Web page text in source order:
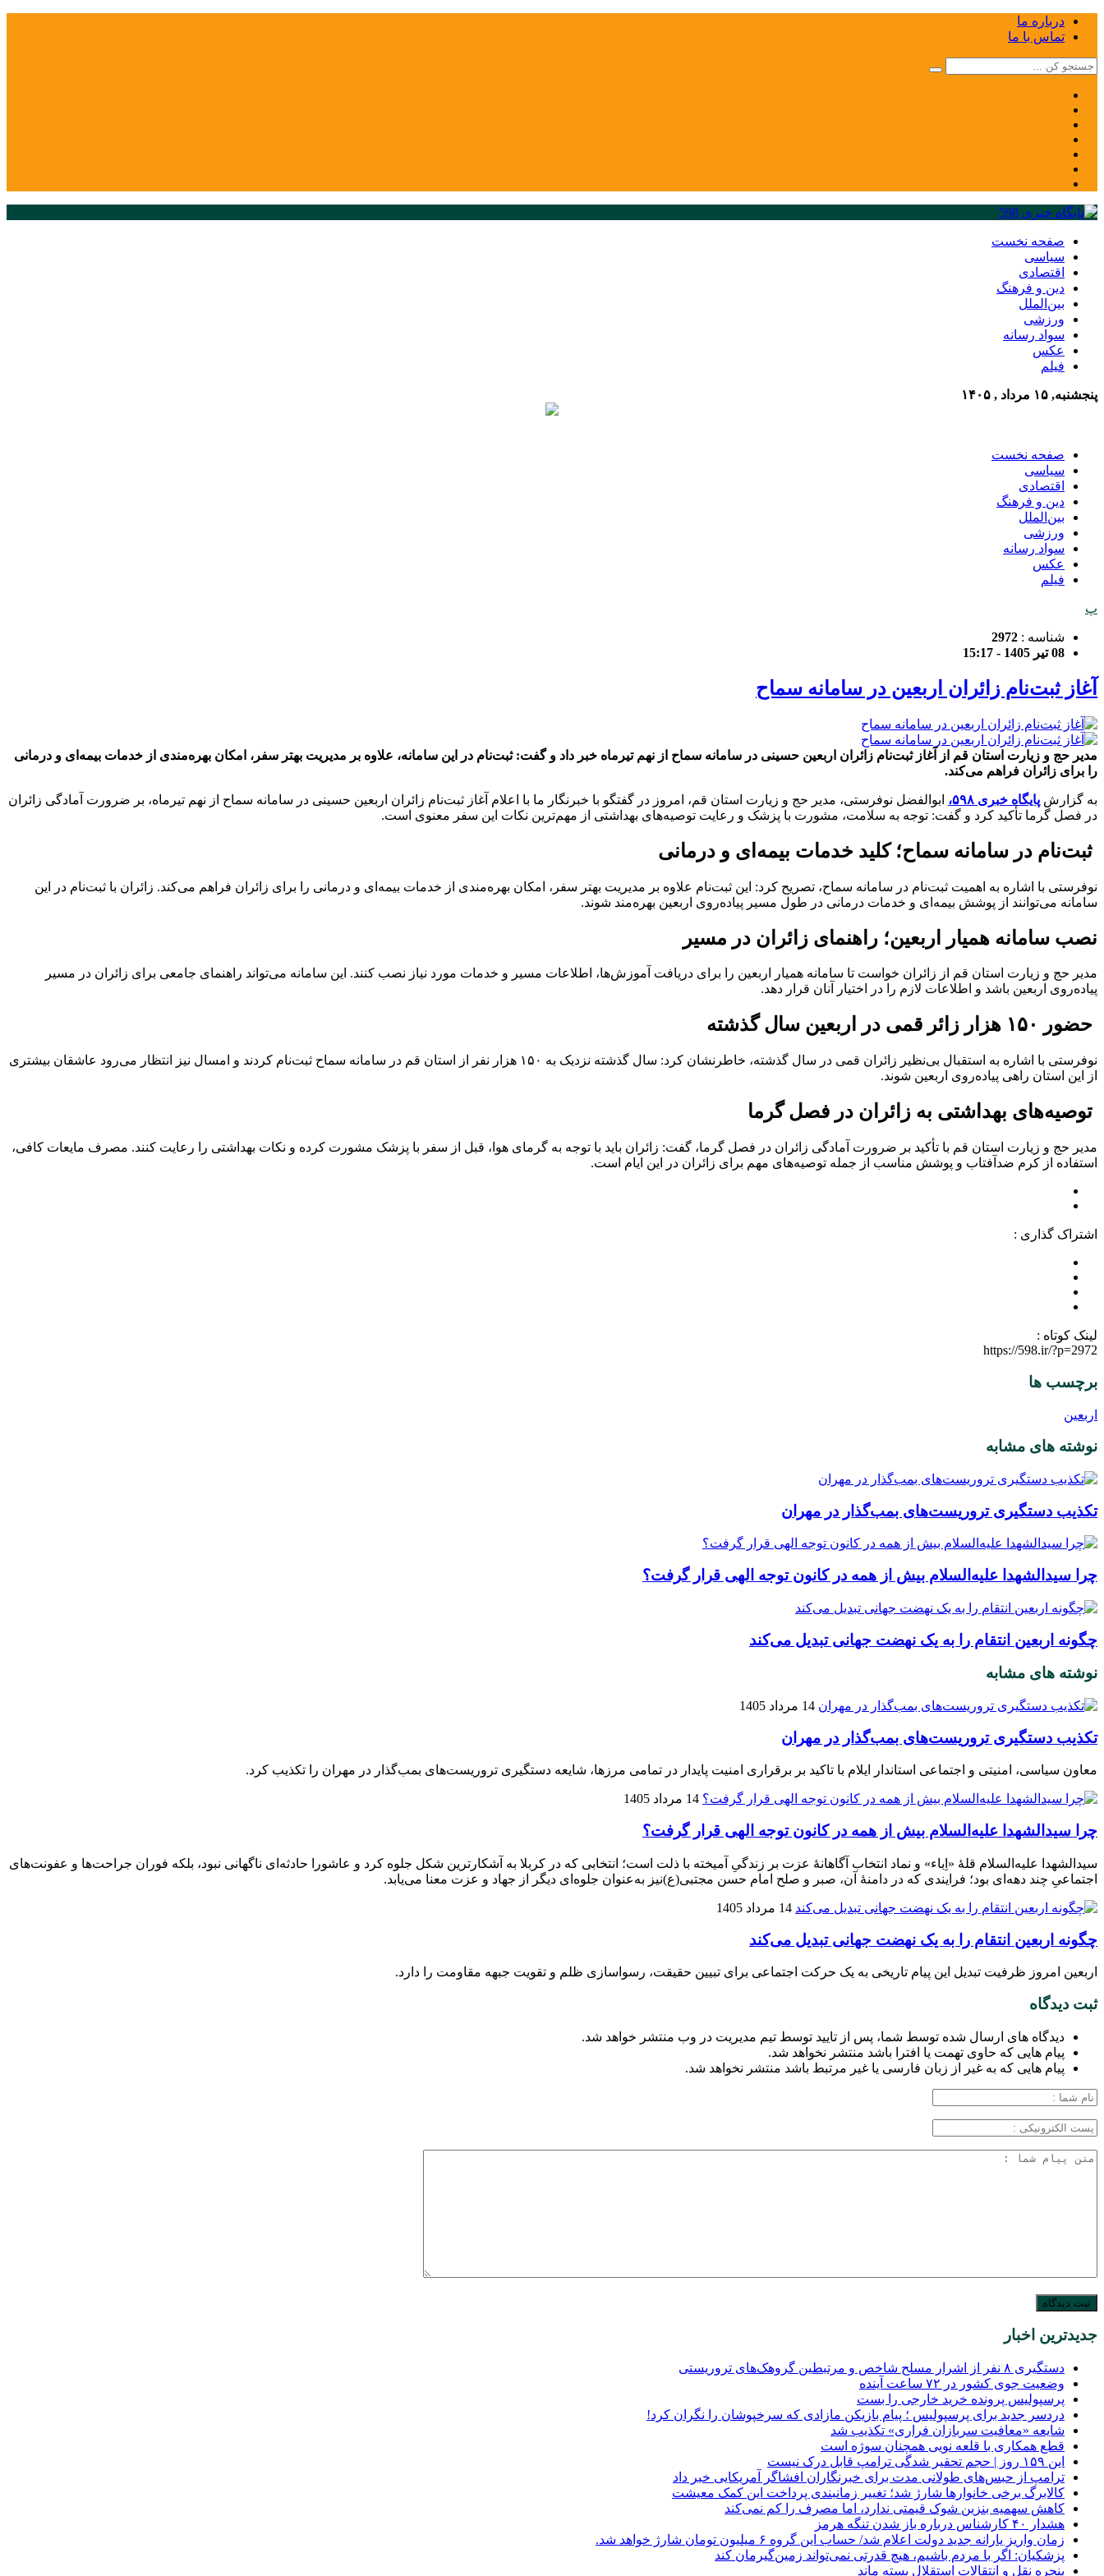
درباره ما
تماس با ما
صفحه نخست
سیاسی
اقتصادی
دین و فرهنگ
بین‌الملل
ورزشی
سواد رسانه
عکس
فیلم
پنجشنبه, ۱۵ مرداد , ۱۴۰۵
صفحه نخست
سیاسی
اقتصادی
دین و فرهنگ
بین‌الملل
ورزشی
سواد رسانه
عکس
فیلم
پ
شناسه : 2972
08 تیر 1405 - 15:17
آغاز ثبت‌نام زائران اربعین در سامانه سماح
مدیر حج و زیارت استان قم از آغاز ثبت‌نام زائران اربعین حسینی در سامانه سماح از نهم تیرماه خبر داد و گفت: ثبت‌نام در این سامانه، علاوه بر مدیریت بهتر سفر، امکان بهره‌مندی از خدمات بیمه‌ای و درمانی
را برای زائران فراهم می‌کند.
به گزارش پایگاه خبری ۵۹۸،
ابوالفضل نوفرستی، مدیر حج و زیارت استان قم، امروز در گفتگو با خبرنگار ما با اعلام آغاز ثبت‌نام زائران اربعین حسینی در سامانه سماح از نهم تیرماه، بر ضرورت آمادگی زائران
در فصل گرما تأکید کرد و گفت: توجه به سلامت، مشورت با پزشک و رعایت توصیه‌های بهداشتی از مهم‌ترین نکات این سفر معنوی است.
ثبت‌نام در سامانه سماح؛ کلید خدمات بیمه‌ای و درمانی
نوفرستی با اشاره به اهمیت ثبت‌نام در سامانه سماح، تصریح کرد: این ثبت‌نام علاوه بر مدیریت بهتر سفر، امکان بهره‌مندی از خدمات بیمه‌ای و درمانی را برای زائران فراهم می‌کند. زائران با ثبت‌نام در این
سامانه می‌توانند از پوشش بیمه‌ای و خدمات درمانی در طول مسیر پیاده‌روی اربعین بهره‌مند شوند.
نصب سامانه همیار اربعین؛ راهنمای زائران در مسیر
مدیر حج و زیارت استان قم از زائران خواست تا سامانه همیار اربعین را برای دریافت آموزش‌ها، اطلاعات مسیر و خدمات مورد نیاز نصب کنند. این سامانه می‌تواند راهنمای جامعی برای زائران در مسیر
پیاده‌روی اربعین باشد و اطلاعات لازم را در اختیار آنان قرار دهد.
حضور ۱۵۰ هزار زائر قمی در اربعین سال گذشته
نوفرستی با اشاره به استقبال بی‌نظیر زائران قمی در سال گذشته، خاطرنشان کرد: سال گذشته نزدیک به ۱۵۰ هزار نفر از استان قم در سامانه سماح ثبت‌نام کردند و امسال نیز انتظار می‌رود عاشقان بیشتری
از این استان راهی پیاده‌روی اربعین شوند.
توصیه‌های بهداشتی به زائران در فصل گرما
مدیر حج و زیارت استان قم با تأکید بر ضرورت آمادگی زائران در فصل گرما، گفت: زائران باید با توجه به گرمای هوا، قبل از سفر با پزشک مشورت کرده و نکات بهداشتی را رعایت کنند. مصرف مایعات کافی،
استفاده از کرم ضدآفتاب و پوشش مناسب از جمله توصیه‌های مهم برای زائران در این ایام است.
اشتراک گذاری :
لینک کوتاه :
https://598.ir/?p=2972
برچسب ها
اربعین
نوشته های مشابه
تکذیب دستگیری تروریست‌های بمب‌گذار در مهران
چرا سیدالشهدا علیه‌السلام بیش از همه در کانون توجه الهی قرار گرفت؟
چگونه اربعین انتقام را به یک نهضت جهانی تبدیل می‌کند
نوشته های مشابه
14 مرداد 1405
تکذیب دستگیری تروریست‌های بمب‌گذار در مهران
معاون سیاسی، امنیتی و اجتماعی استاندار ایلام با تاکید بر برقراری امنیت پایدار در تمامی مرزها، شایعه دستگیری تروریست‌های بمب‌گذار در مهران را تکذیب کرد.
14 مرداد 1405
چرا سیدالشهدا علیه‌السلام بیش از همه در کانون توجه الهی قرار گرفت؟
سیدالشهدا علیه‌السلام قلهٔ «اِباء» و نماد انتخاب آگاهانهٔ عزت بر زندگیِ آمیخته با ذلت است؛ انتخابی که در کربلا به آشکارترین شکل جلوه کرد و عاشورا حادثه‌ای ناگهانی نبود، بلکه فوران جراحت‌ها و عفونت‌های
اجتماعیِ چند دهه‌ای بود؛ فرایندی که در دامنهٔ آن، صبر و صلح امام حسن مجتبی(ع)نیز به‌عنوان جلوه‌ای دیگر از جهاد و عزت معنا می‌یابد.
14 مرداد 1405
چگونه اربعین انتقام را به یک نهضت جهانی تبدیل می‌کند
اربعین امروز ظرفیت تبدیل این پیام تاریخی به یک حرکت اجتماعی برای تبیین حقیقت، رسواسازی ظلم و تقویت جبهه مقاومت را دارد.
ثبت دیدگاه
دیدگاه های ارسال شده توسط شما، پس از تایید توسط تیم مدیریت در وب منتشر خواهد شد.
پیام هایی که حاوی تهمت یا افترا باشد منتشر نخواهد شد.
پیام هایی که به غیر از زبان فارسی یا غیر مرتبط باشد منتشر نخواهد شد.
جدیدترین اخبار
دستگیری ۸ نفر از اشرار مسلح شاخص و مرتبطین گروهک‌های تروریستی
وضعیت جوی کشور در ۷۲ ساعت آینده
پرسپولیس پرونده خرید خارجی را بست
دردسر جدید برای پرسپولیس ؛ پیام بازیکن مازادی که سرخپوشان را نگران کرد!
شایعه «معافیت سربازان فراری» تکذیب شد
قطع همکاری با قلعه نویی همچنان سوژه است
این ۱۵۹ روز | حجم تحقیر شدگی ترامپ قابل درک نیست
ترامپ از حبس‌های طولانی مدت برای خبرنگاران افشاگر آمریکایی خبر داد
کالابرگ برخی خانوارها شارژ شد؛ تغییر زمانبندی پرداخت این کمک معیشت
کاهش سهمیه بنزین شوک قیمتی ندارد، اما مصرف را کم نمی‌کند
هشدار ۴۰ کارشناس درباره باز شدن تنگه هرمز
زمان واریز یارانه جدید دولت اعلام شد/ حساب این گروه ۶ میلیون تومان شارژ خواهد شد.
پزشکیان: اگر با مردم باشیم، هیچ قدرتی نمی‌تواند زمین‌گیرمان کند
پنجره‌ نقل و انتقالات استقلال بسته ماند